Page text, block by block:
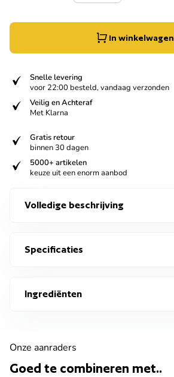
In winkelwagen
verified
Snelle levering
voor 22:00 besteld, vandaag verzonden
verified
Veilig en Achteraf
Met Klarna
verified
Gratis retour
binnen 30 dagen
verified
5000+ artikelen
keuze uit een enorm aanbod
Volledige beschrijving
Specificaties
Ingrediënten
Onze aanraders
Goed te combineren met..